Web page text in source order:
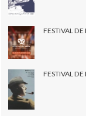
FESTIVAL
FESTIVAL